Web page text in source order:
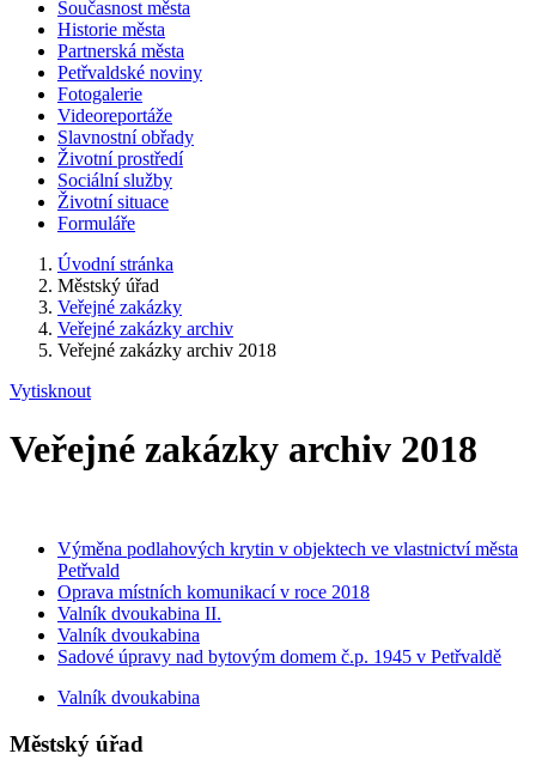
Současnost města
Historie města
Partnerská města
Petřvaldské noviny
Fotogalerie
Videoreportáže
Slavnostní obřady
Životní prostředí
Sociální služby
Životní situace
Formuláře
Úvodní stránka
Městský úřad
Veřejné zakázky
Veřejné zakázky archiv
Veřejné zakázky archiv 2018
Vytisknout
Veřejné zakázky archiv 2018
Výměna podlahových krytin v objektech ve vlastnictví města
Petřvald
Oprava místních komunikací v roce 2018
Valník dvoukabina II.
Valník dvoukabina
Sadové úpravy nad bytovým domem č.p. 1945 v Petřvaldě
Valník dvoukabina
Městský úřad